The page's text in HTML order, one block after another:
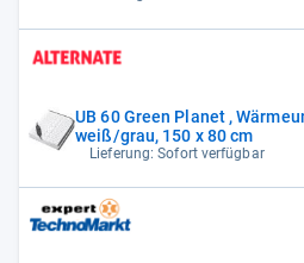
UB 60 Green Planet ,
weiß/grau, 150 x 80 cm
Lieferung: Sofort verfügbar